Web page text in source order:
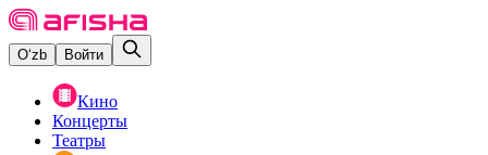
O‘zb Войти
Кино
Концерты
Театры